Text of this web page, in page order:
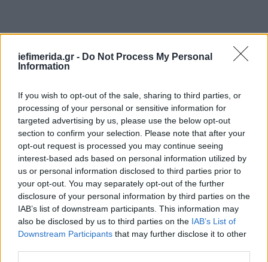
iefimerida.gr - Do Not Process My Personal
Information
If you wish to opt-out of the sale, sharing to third parties, or
processing of your personal or sensitive information for
targeted advertising by us, please use the below opt-out
section to confirm your selection. Please note that after your
opt-out request is processed you may continue seeing
interest-based ads based on personal information utilized by
us or personal information disclosed to third parties prior to
your opt-out. You may separately opt-out of the further
disclosure of your personal information by third parties on the
IAB’s list of downstream participants. This information may
also be disclosed by us to third parties on the IAB’s List of
Downstream Participants that may further disclose it to other
Παρότι έχει αφήσει να εννοηθεί πως εξετάζει ακόμη
και τηναποχώρηση των ΗΠΑ από το ΝΑΤΟ , το
συγκεκριμένο σενάριο δεν φαίνεται να
περιλαμβάνεται στις άμεσες επιλογές που
εξετάζονται στο εσωτερικό του Πενταγώνου.